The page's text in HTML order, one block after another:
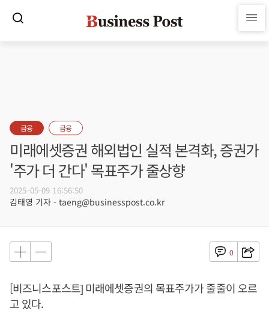
금융 금융
미래에셋증권 해외법인 실적 본격화, 증권가
'주가 더 간다' 목표주가 줄상향
2025-05-09 16:56:50
김태영 기자 - taeng@businesspost.co.kr
0
[비즈니스포스트] 미래에셋증권의 목표주가가 줄줄이 오르
고 있다.